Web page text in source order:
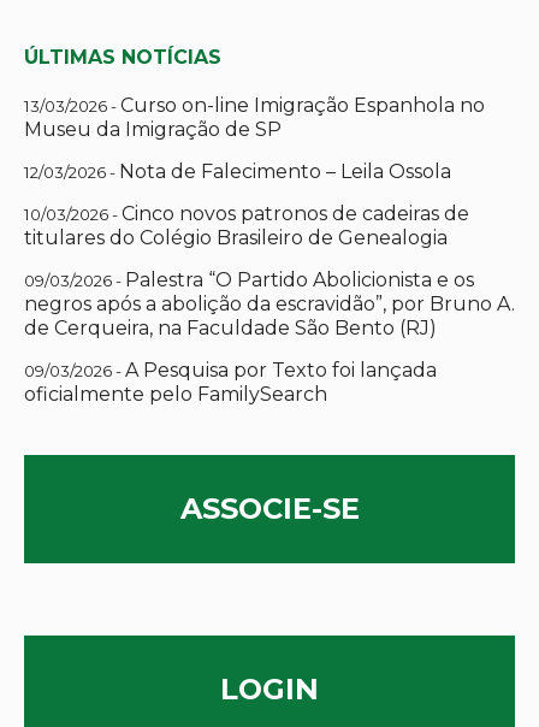
ÚLTIMAS NOTÍCIAS
13/03/2026 -Curso on-line Imigração Espanhola no
Museu da Imigração de SP
12/03/2026 - Nota de Falecimento – Leila Ossola
10/03/2026 -Cinco novos patronos de cadeiras de
titulares do Colégio Brasileiro de Genealogia
09/03/2026 - Palestra “O Partido Abolicionista e os
negros após a abolição da escravidão”, por Bruno A.
de Cerqueira, na Faculdade São Bento (RJ)
09/03/2026 -A Pesquisa por Texto foi lançada
oficialmente pelo FamilySearch
ASSOCIE-SE
LOGIN